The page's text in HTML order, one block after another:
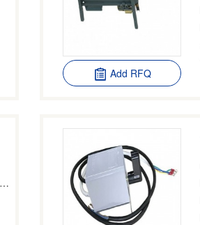
Add RFQ